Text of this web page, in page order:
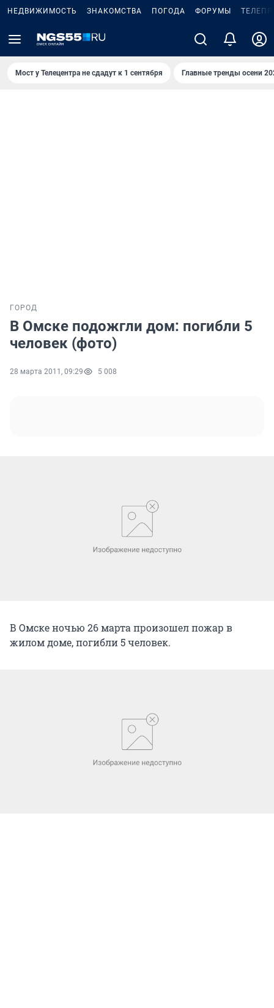
НЕДВИЖИМОСТЬ ЗНАКОМСТВА ПОГОДА ФОРУМЫ
Мост у Телецентра не сдадут к 1 сентября Главные тренды осени
ГОРОД
В Омске подожгли дом: погибли 5
человек (фото)
28 марта 2011, 09:29 5 008
В Омске ночью 26 марта произошел пожар в
жилом доме, погибли 5 человек.